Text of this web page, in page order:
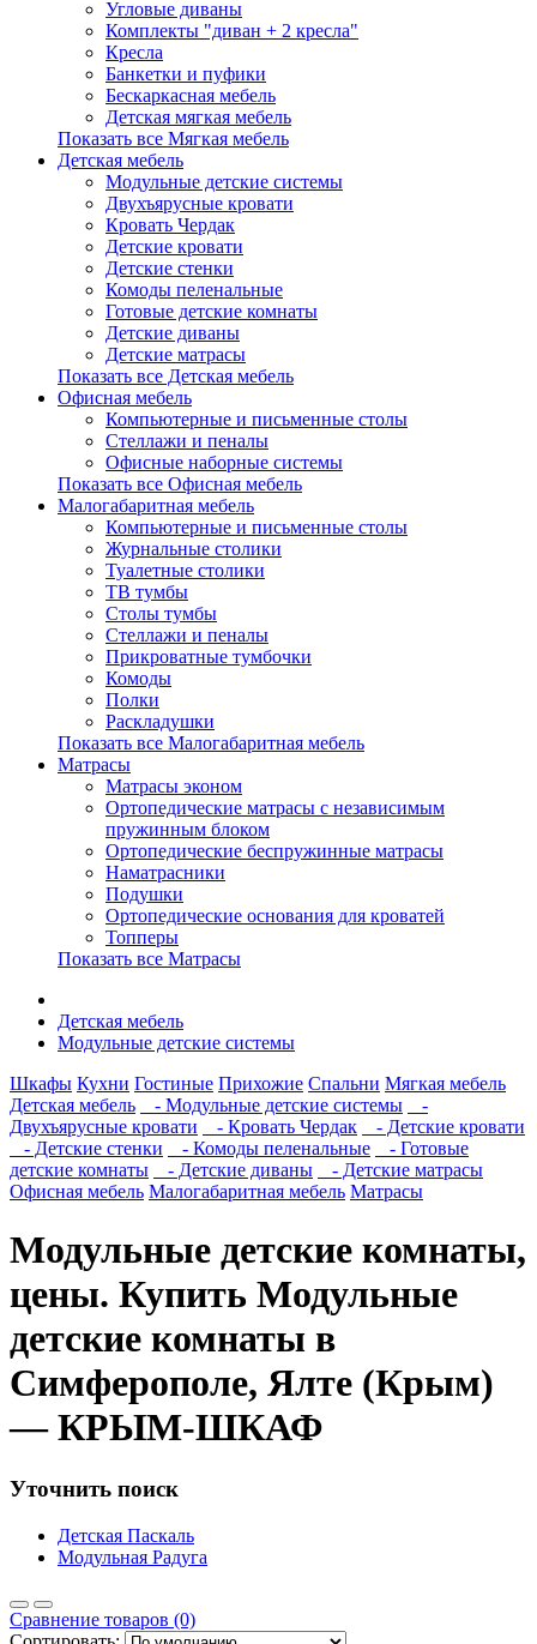
Угловые диваны
Комплекты "диван + 2 кресла"
Кресла
Банкетки и пуфики
Бескаркасная мебель
Детская мягкая мебель
Показать все Мягкая мебель
Детская мебель
Модульные детские системы
Двухъярусные кровати
Кровать Чердак
Детские кровати
Детские стенки
Комоды пеленальные
Готовые детские комнаты
Детские диваны
Детские матрасы
Показать все Детская мебель
Офисная мебель
Компьютерные и письменные столы
Стеллажи и пеналы
Офисные наборные системы
Показать все Офисная мебель
Малогабаритная мебель
Компьютерные и письменные столы
Журнальные столики
Туалетные столики
ТВ тумбы
Столы тумбы
Стеллажи и пеналы
Прикроватные тумбочки
Комоды
Полки
Раскладушки
Показать все Малогабаритная мебель
Матрасы
Матрасы эконом
Ортопедические матрасы с независимым
пружинным блоком
Ортопедические беспружинные матрасы
Наматрасники
Подушки
Ортопедические основания для кроватей
Топперы
Показать все Матрасы
Детская мебель
Модульные детские системы
Шкафы Кухни Гостиные Прихожие Спальни Мягкая мебель
Детская мебель
- Модульные детские системы
-
Двухъярусные кровати
- Кровать Чердак
- Детские кровати
- Детские стенки
- Комоды пеленальные
- Готовые
детские комнаты
- Детские диваны
- Детские матрасы
Офисная мебель Малогабаритная мебель Матрасы
Модульные детские комнаты,
цены. Купить Модульные
детские комнаты в
Симферополе, Ялте (Крым)
— КРЫМ-ШКАФ
Уточнить поиск
Детская Паскаль
Модульная Радуга
Сравнение товаров (0)